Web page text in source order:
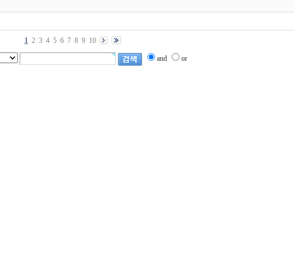
1 2 3 4 5 6 7 8 9 10
and or